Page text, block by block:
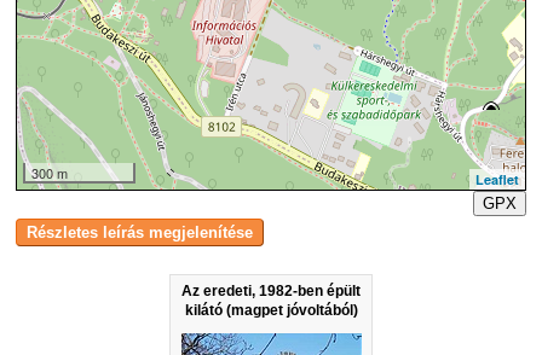
Az eredeti, 1982-ben épült
kilátó (magpet jóvoltából)
300 m
Leaflet
GPX